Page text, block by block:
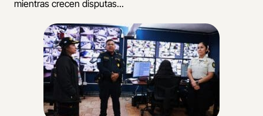
mientras crecen disputas...